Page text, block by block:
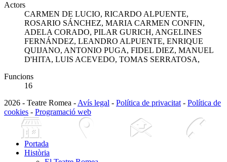
Actors
CARMEN DE LUCIO, RICARDO ALPUENTE,
ROSARIO SÁNCHEZ, MARIA CARMEN CONFIN,
ADELA CORADO, PILAR GURICH, ANGELINES
FERNÁNDEZ, LEANDRO ALPUENTE, ENRIQUE
QUIJANO, ANTONIO PUGA, FIDEL DIEZ, MANUEL
D'HITA, LUIS ACEVEDO, TOMAS SERRATOSA,
Funcions
16
2026 - Teatre Romea - Avís legal - Política de privacitat - Política de
cookies - Programació web
Portada
Història